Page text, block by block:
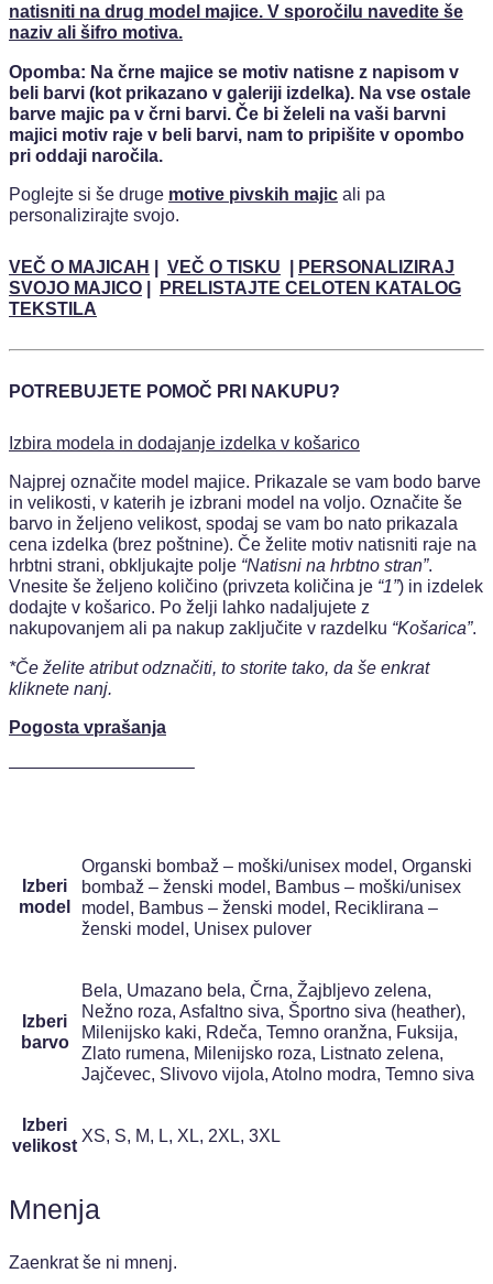
natisniti na drug model majice. V sporočilu navedite še
naziv ali šifro motiva.
Opomba: Na črne majice se motiv natisne z napisom v
beli barvi (kot prikazano v galeriji izdelka). Na vse ostale
barve majic pa v črni barvi. Če bi želeli na vaši barvni
majici motiv raje v beli barvi, nam to pripišite v opombo
pri oddaji naročila.
Poglejte si še druge motive pivskih majic ali pa
personalizirajte svojo.
VEČ O MAJICAH | VEČ O TISKU | PERSONALIZIRAJ
SVOJO MAJICO |
PRELISTAJTE CELOTEN KATALOG
TEKSTILA
POTREBUJETE POMOČ PRI NAKUPU?
Izbira modela in dodajanje izdelka v košarico
Najprej označite model majice. Prikazale se vam bodo barve
in velikosti, v katerih je izbrani model na voljo. Označite še
barvo in željeno velikost, spodaj se vam bo nato prikazala
cena izdelka (brez poštnine). Če želite motiv natisniti raje na
hrbtni strani, obkljukajte polje “Natisni na hrbtno stran”.
Vnesite še željeno količino (privzeta količina je “1”) in izdelek
dodajte v košarico. Po želji lahko nadaljujete z
nakupovanjem ali pa nakup zaključite v razdelku “Košarica”.
*Če želite atribut odznačiti, to storite tako, da še enkrat
kliknete nanj.
Pogosta vprašanja
——————————–
Izberi
model
Organski bombaž – moški/unisex model, Organski
bombaž – ženski model, Bambus – moški/unisex
model, Bambus – ženski model, Reciklirana –
ženski model, Unisex pulover
Izberi
barvo
Bela, Umazano bela, Črna, Žajbljevo zelena,
Nežno roza, Asfaltno siva, Športno siva (heather),
Milenijsko kaki, Rdeča, Temno oranžna, Fuksija,
Zlato rumena, Milenijsko roza, Listnato zelena,
Jajčevec, Slivovo vijola, Atolno modra, Temno siva
Izberi
velikost
XS, S, M, L, XL, 2XL, 3XL
Mnenja
Zaenkrat še ni mnenj.